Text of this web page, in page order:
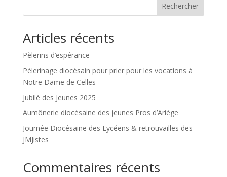
Rechercher
Articles récents
Pèlerins d’espérance
Pèlerinage diocésain pour prier pour les vocations à
Notre Dame de Celles
Jubilé des Jeunes 2025
Aumônerie diocésaine des jeunes Pros d’Ariège
Journée Diocésaine des Lycéens & retrouvailles des
JMJistes
Commentaires récents